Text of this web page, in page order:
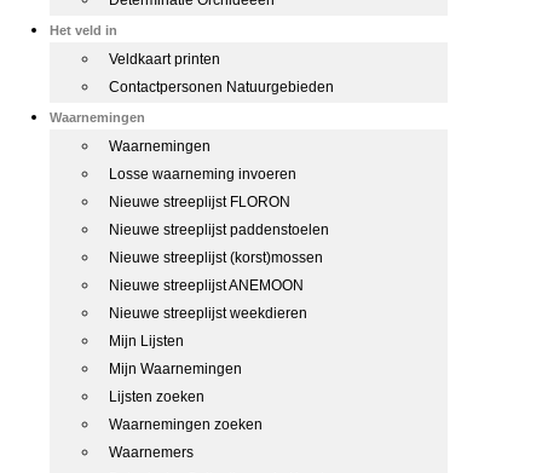
Het veld in
Veldkaart printen
Contactpersonen Natuurgebieden
Waarnemingen
Waarnemingen
Losse waarneming invoeren
Nieuwe streeplijst FLORON
Nieuwe streeplijst paddenstoelen
Nieuwe streeplijst (korst)mossen
Nieuwe streeplijst ANEMOON
Nieuwe streeplijst weekdieren
Mijn Lijsten
Mijn Waarnemingen
Lijsten zoeken
Waarnemingen zoeken
Waarnemers